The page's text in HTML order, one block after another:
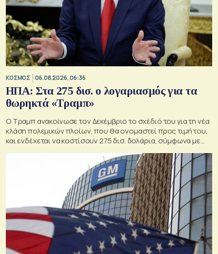
ΚΟΣΜΟΣ 06.08.2026, 06:36
ΗΠΑ: Στα 275 δισ. ο λογαριασμός για τα
θωρηκτά «Τραμπ»
Ο Τραμπ ανακοίνωσε τον Δεκέμβριο το σχέδιό του για τη νέα
κλάση πολεμικών πλοίων, που θα ονομαστεί προς τιμή του,
και ενδέχεται να κοστίσουν 275 δισ. δολάρια, σύμφωνα με